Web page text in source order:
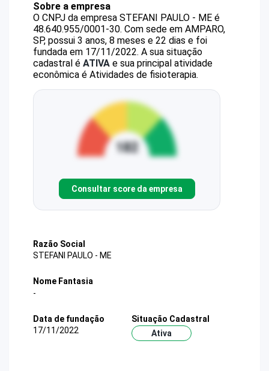
Sobre a empresa
O CNPJ da empresa STEFANI PAULO - ME é
48.640.955/0001-30. Com sede em AMPARO,
SP, possui 3 anos, 8 meses e 22 dias e foi
fundada em 17/11/2022. A sua situação
cadastral é ATIVA e sua principal atividade
econômica é Atividades de fisioterapia.
Consultar score da empresa
Razão Social
STEFANI PAULO - ME
Nome Fantasia
-
Data de fundação
17/11/2022
Situação Cadastral
Ativa